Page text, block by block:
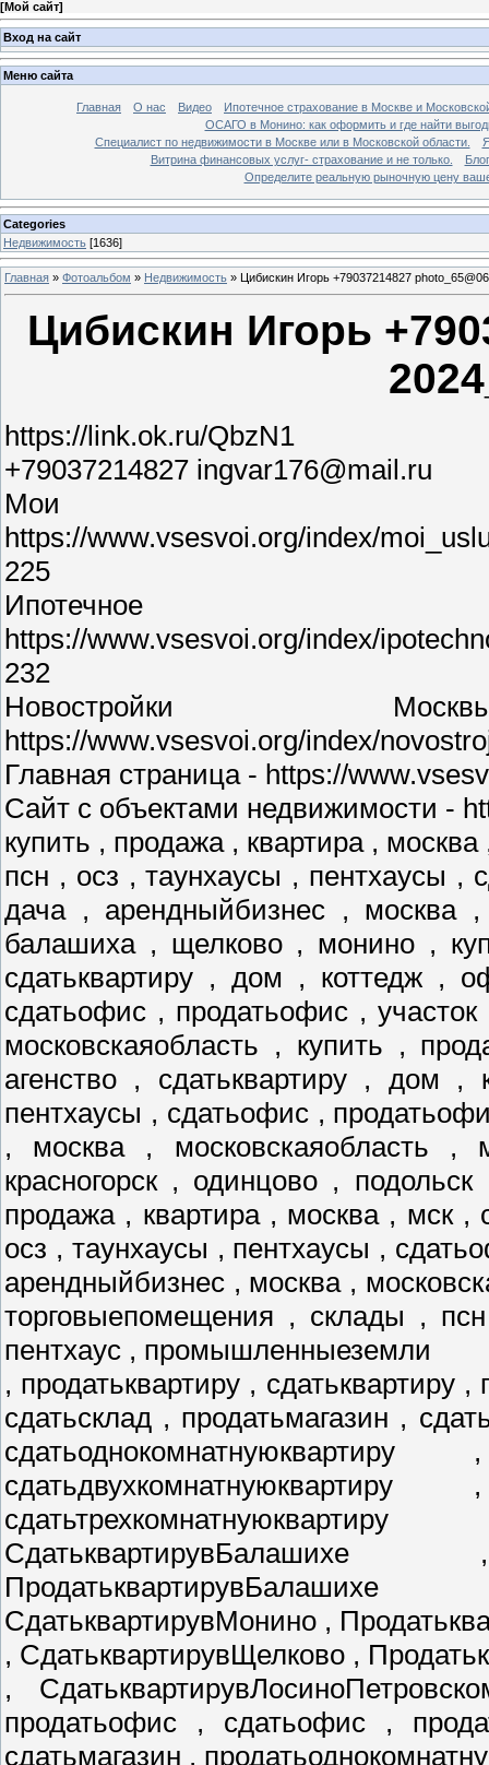
[Мой сайт]
Вход на сайт
Меню сайта
Главная О нас Видео
Ипотечное страхование в Москве и
ОСАГО в Монино: как оформить и где найти
Специалист по недвижимости в Москве или в Московской области.
Витрина финансовых услуг- страхование и не только.
Блог
Определите реальную рыночную цену
Categories
Недвижимость [1636]
Главная » Фотоальбом » Недвижимость » Цибискин Игорь +79037214827
Цибискин Игорь
https://link.ok.ru/QbzN1
+79037214827 ingvar176@mail.ru
Мои
https://www.vsesvoi.org/index/
225
Ипотечное
https://www.vsesvoi.org/index/
232
Новостройки
https://www.vsesvoi.org/index/
Главная страница - https://
Сайт с объектами недвижимости -
купить , продажа , квартира ,
псн , осз , таунхаусы , пентхаусы ,
дача , арендныйбизнес , москва
балашиха , щелково , монино ,
сдатьквартиру , дом , коттедж ,
сдатьофис , продатьофис ,
московскаяобласть , купить ,
агенство , сдатьквартиру , дом
пентхаусы , сдатьофис ,
, москва , московскаяобласть
красногорск , одинцово ,
продажа , квартира , москва , мск
осз , таунхаусы , пентхаусы ,
арендныйбизнес , москва ,
торговыепомещения , склады ,
пентхаус , промышленныеземли
, продатьквартиру , сдатьквартиру
сдатьсклад , продатьмагазин ,
СдатьквартирувМонино ,
, СдатьквартирувЩелково ,
,
продатьофис , сдатьофис ,
сдатьмагазин ,